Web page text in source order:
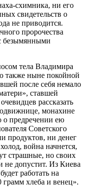
схимника, ни его
свидетельств о
не приводится.
пророчества
безымянными
тела Владимира
также ныне покойной
после себя немало
ставшей
рассказать
монахине
о предречении ею
Советского
продуктов, ни денег
война начнется,
страшные, но своих
не допустит. Из Киева
работать на
хлеба и венец».